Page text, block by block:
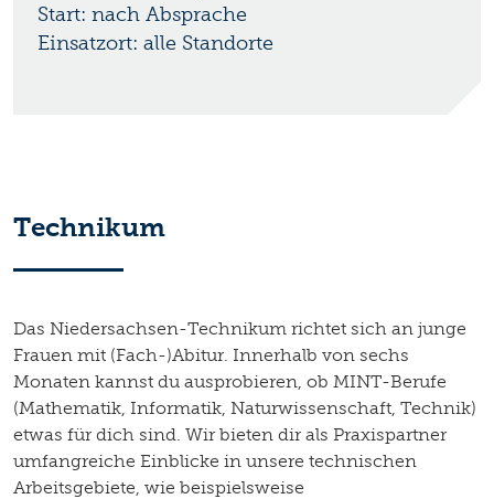
Start: nach Absprache
Einsatzort: alle Standorte
Technikum
Das Niedersachsen-Technikum richtet sich an junge
Frauen mit (Fach-)Abitur. Innerhalb von sechs
Monaten kannst du ausprobieren, ob MINT-Berufe
(Mathematik, Informatik, Naturwissenschaft, Technik)
etwas für dich sind. Wir bieten dir als Praxispartner
umfangreiche Einblicke in unsere technischen
Arbeitsgebiete, wie beispielsweise